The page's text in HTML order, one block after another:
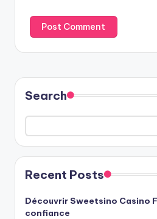
Search
Recent Posts
Découvrir Sweetsino Casino
confiance